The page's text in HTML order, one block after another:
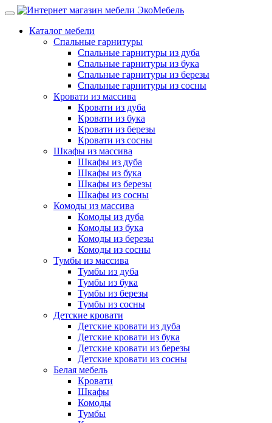
Каталог мебели
Спальные гарнитуры
Спальные гарнитуры из дуба
Спальные гарнитуры из бука
Спальные гарнитуры из березы
Спальные гарнитуры из сосны
Кровати из массива
Кровати из дуба
Кровати из бука
Кровати из березы
Кровати из сосны
Шкафы из массива
Шкафы из дуба
Шкафы из бука
Шкафы из березы
Шкафы из сосны
Комоды из массива
Комоды из дуба
Комоды из бука
Комоды из березы
Комоды из сосны
Тумбы из массива
Тумбы из дуба
Тумбы из бука
Тумбы из березы
Тумбы из сосны
Детские кровати
Детские кровати из дуба
Детские кровати из бука
Детские кровати из березы
Детские кровати из сосны
Белая мебель
Кровати
Шкафы
Комоды
Тумбы